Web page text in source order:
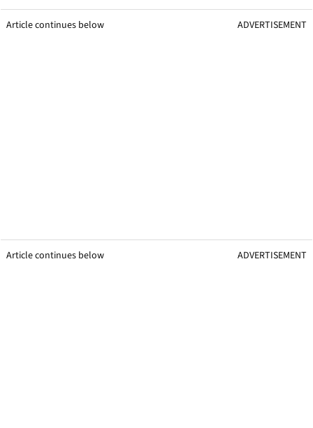
Article continues below ADVERTISEMENT
Article continues below ADVERTISEMENT